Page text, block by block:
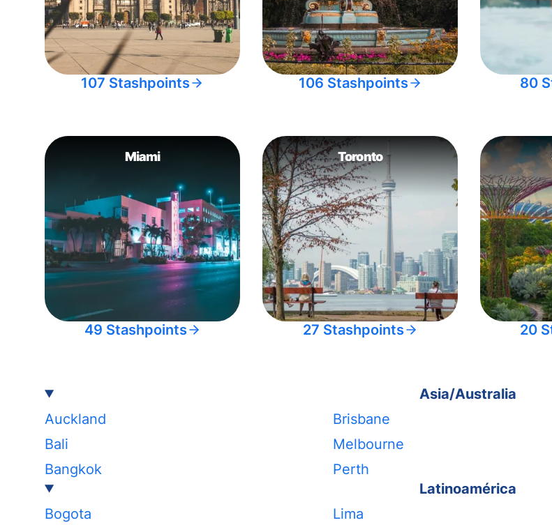
107 Stashpoints 106 Stashpoints 80
Miami
49 Stashpoints
Toronto
27 Stashpoints 20
Asia/Australia
Auckland
Bali
Bangkok
Brisbane
Melbourne
Perth
Latinoamérica
Bogota
Lima